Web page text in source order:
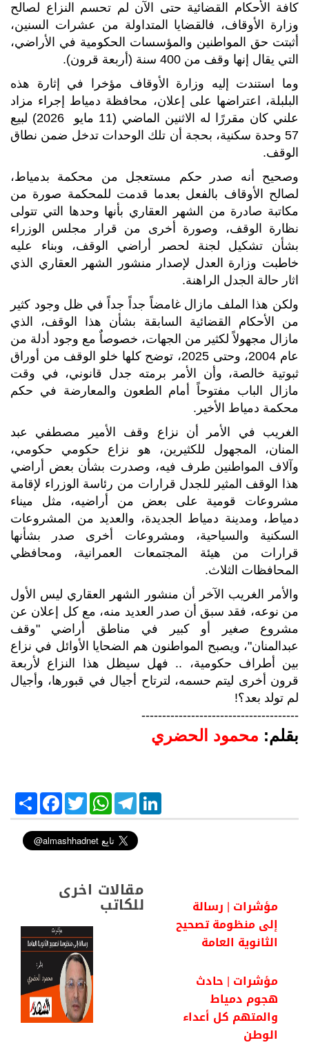
كافة الأحكام القضائية حتى الآن لم تحسم النزاع لصالح
وزارة الأوقاف، فالقضايا المتداولة من عشرات السنين،
أثبتت حق المواطنين والمؤسسات الحكومية في الأراضي،
التي يقال إنها وقف من 400 سنة (أربعة قرون).
وما استندت إليه وزارة الأوقاف مؤخرا في إثارة هذه
البلبلة، اعتراضها على إعلان، محافظة دمياط إجراء مزاد
علني كان مقررًا له الاثنين الماضي (11 مايو 2026) لبيع
57 وحدة سكنية، بحجة أن تلك الوحدات تدخل ضمن نطاق
الوقف.
وصحيح أنه صدر حكم مستعجل من محكمة بدمياط،
لصالح الأوقاف بالفعل بعدما قدمت للمحكمة صورة من
مكاتبة صادرة من الشهر العقاري بأنها وحدها التي تتولى
نظارة الوقف، وصورة أخرى من قرار مجلس الوزراء
بشأن تشكيل لجنة لحصر أراضي الوقف، وبناء عليه
خاطبت وزارة العدل لإصدار منشور الشهر العقاري الذي
اثار حالة الجدل الراهنة.
ولكن هذا الملف مازال غامضاً جداً جداً في ظل وجود كثير
من الأحكام القضائية السابقة بشأن هذا الوقف، الذي
مازال مجهولاً لكثير من الجهات، خصوصاٌ مع وجود أدلة من
عام 2004، وحتى 2025، توضح كلها خلو الوقف من أوراق
ثبوتية خالصة، وأن الأمر برمته جدل قانوني، في وقت
مازال الباب مفتوحاً أمام الطعون والمعارضة في حكم
محكمة دمياط الأخير.
الغريب في الأمر أن نزاع وقف الأمير مصطفي عبد
المنان، المجهول للكثيرين، هو نزاع حكومي حكومي،
وآلاف المواطنين طرف فيه، وصدرت بشأن بعض أراضي
هذا الوقف المثير للجدل قرارات من رئاسة الوزراء لإقامة
مشروعات قومية على بعض من أراضيه، مثل ميناء
دمياط، ومدينة دمياط الجديدة، والعديد من المشروعات
السكنية والسياحية، ومشروعات أخرى صدر بشأنها
قرارات من هيئة المجتمعات العمرانية، ومحافظي
المحافظات الثلاث.
والأمر الغريب الآخر أن منشور الشهر العقاري ليس الأول
من نوعه، فقد سبق أن صدر العديد منه، مع كل إعلان عن
مشروع صغير أو كبير في مناطق أراضي "وقف
عبدالمنان"، ويصبح المواطنون هم الضحايا الأوائل في نزاع
بين أطراف حكومية، .. فهل سيظل هذا النزاع لأربعة
قرون أخرى ليتم حسمه، لترتاح أجيال في قبورها، وأجيال
لم تولد بعد؟!
--------------------------------------
بقلم: محمود الحضري
S
h
a
r
e
F
a
c
e
b
o
T
w
i
t
t
e
W
h
a
t
s
A
T
e
l
e
g
r
L
i
n
مقالات اخرى
للكاتب
مؤشرات | رسالة
إلى منظومة تصحيح
الثانوية العامة
مؤشرات | حادث
هجوم دمياط
والمتهم كل أعداء
الوطن